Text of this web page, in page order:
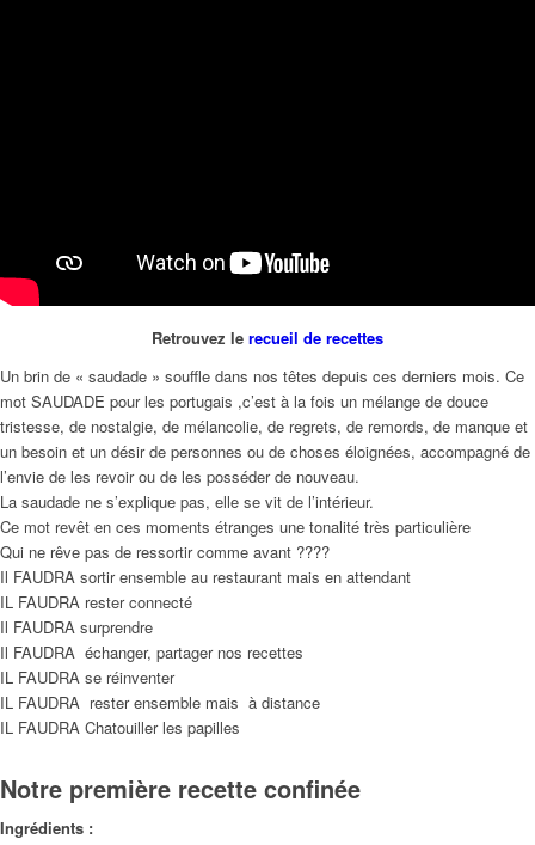
Retrouvez le recueil de recettes
Un brin de « saudade » souffle dans nos têtes depuis ces derniers mois. Ce
mot SAUDADE pour les portugais ,c’est à la fois un mélange de douce
tristesse, de nostalgie, de mélancolie, de regrets, de remords, de manque et
un besoin et un désir de personnes ou de choses éloignées, accompagné de
l’envie de les revoir ou de les posséder de nouveau.
La saudade ne s’explique pas, elle se vit de l’intérieur.
Ce mot revêt en ces moments étranges une tonalité très particulière
Qui ne rêve pas de ressortir comme avant ????
Il FAUDRA sortir ensemble au restaurant mais en attendant
IL FAUDRA rester connecté
Il FAUDRA surprendre
Il FAUDRA échanger, partager nos recettes
IL FAUDRA se réinventer
IL FAUDRA rester ensemble mais à distance
IL FAUDRA Chatouiller les papilles
Notre première recette confinée
Ingrédients :